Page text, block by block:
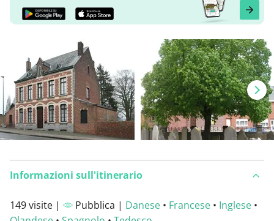
Informazioni sull'itinerario
149 visite | Pubblica | Danese • Francese • Inglese •